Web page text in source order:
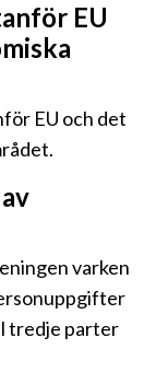
EU
EU och det
varken
tredje parter